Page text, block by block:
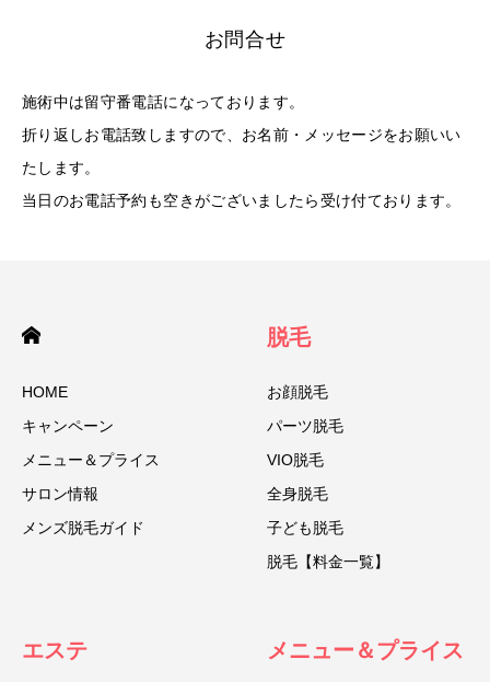
お問合せ
施術中は留守番電話になっております。
折り返しお電話致しますので、お名前・メッセージをお願いい
たします。
当日のお電話予約も空きがございましたら受け付ております。
HOME
キャンペーン
メニュー＆プライス
サロン情報
メンズ脱毛ガイド
脱毛
お顔脱毛
パーツ脱毛
VIO脱毛
全身脱毛
子ども脱毛
脱毛【料金一覧】
エステ メニュー＆プライス